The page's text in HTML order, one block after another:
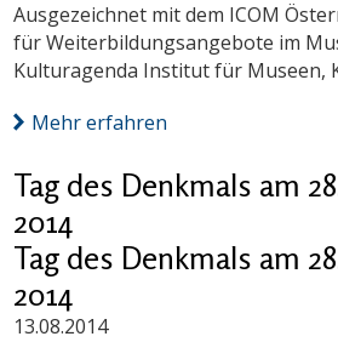
Ausgezeichnet mit dem ICOM
für Weiterbildungsangebote im
Kulturagenda Institut für Museen,
Mehr erfahren
Tag des Denkmals am
2014
Tag des Denkmals am
2014
13.08.2014